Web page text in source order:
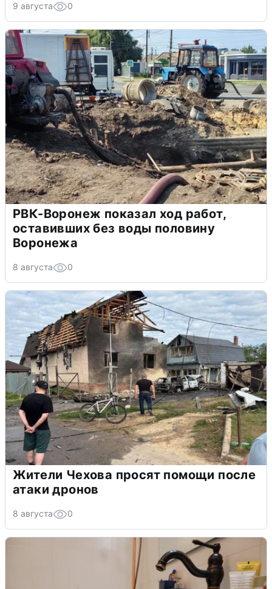
9 августа 0
РВК-Воронеж показал ход работ,
оставивших без воды половину
Воронежа
8 августа 0
Жители Чехова просят помощи после
атаки дронов
8 августа 0